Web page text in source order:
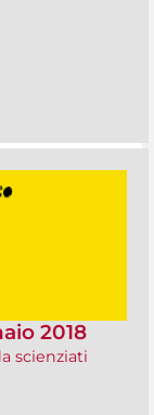
2018
scienziati